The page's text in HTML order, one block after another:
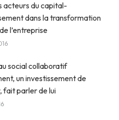
acteurs du capital-
dans la transformation
l’entreprise
social collaboratif
un investissement de
fait parler de lui